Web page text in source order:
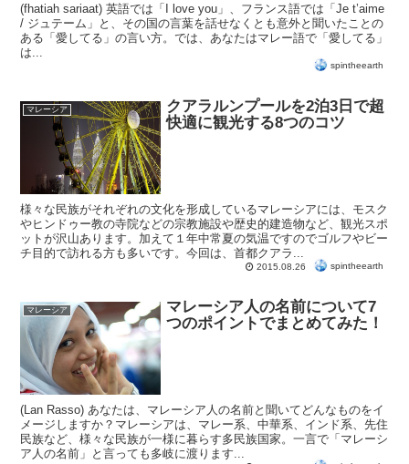
(fhatiah sariaat) 英語では「I love you」、フランス語では「Je t’aime
/ ジュテーム」と、その国の言葉を話せなくとも意外と聞いたことの
ある「愛してる」の言い方。では、あなたはマレー語で「愛してる」
は...
spintheearth
マレーシア
クアラルンプールを2泊3日で超
快適に観光する8つのコツ
様々な民族がそれぞれの文化を形成しているマレーシアには、モスク
やヒンドゥー教の寺院などの宗教施設や歴史的建造物など、観光スポ
ットが沢山あります。加えて１年中常夏の気温ですのでゴルフやビー
チ目的で訪れる方も多いです。今回は、首都クアラ...
2015.08.26 spintheearth
マレーシア
マレーシア人の名前について7
つのポイントでまとめてみた！
(Lan Rasso) あなたは、マレーシア人の名前と聞いてどんなものをイ
メージしますか？マレーシアは、マレー系、中華系、インド系、先住
民族など、様々な民族が一様に暮らす多民族国家。一言で「マレーシ
ア人の名前」と言っても多岐に渡ります...